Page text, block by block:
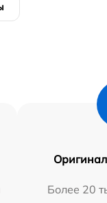
Более 20